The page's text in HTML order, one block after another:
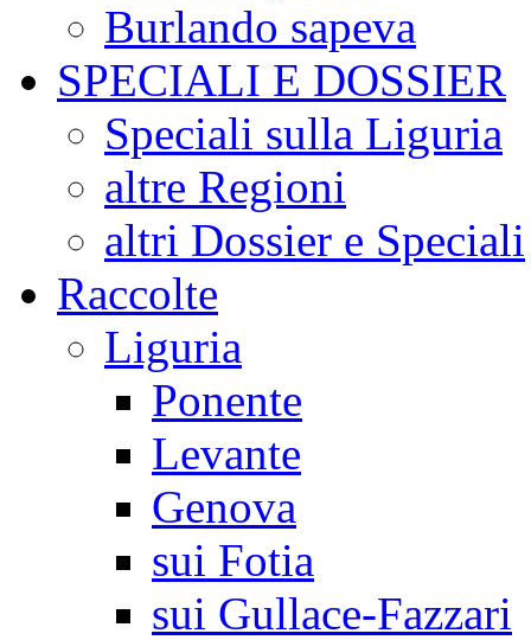
Burlando sapeva
SPECIALI E DOSSIER
Speciali sulla Liguria
altre Regioni
altri Dossier e Speciali
Raccolte
Liguria
Ponente
Levante
Genova
sui Fotia
sui Gullace-Fazzari